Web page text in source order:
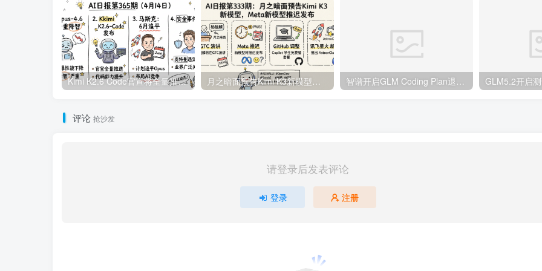
Kimi K2.6 Code官宣将全量推送，实锤Opus4.6降智严重 | 4月14日AI日报第365期 月之暗面预告Kimi K3新模型，Meta新模型推迟发布 | 3月14日AI日报第333期 智谱开启GLM Coding Plan退款通道，梁文锋内部回应V4发布时间 | 4月11日AI日报第362期
评论 抢沙发
请登录后发表评论
登录 注册